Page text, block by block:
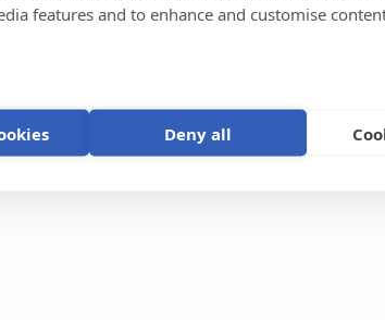
features and to enhance and customise
Deny all